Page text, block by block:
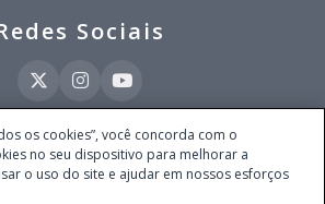
Sociais
Brasil LTDA (CNPJ 52.868.380/0001-84), com
Faria Lima, nº 4.055, 3º andar, Itaim Bibi, no
de São Paulo, CEP 04538-133, Brasil - empresa
os cookies”, você concorda com o
no seu dispositivo para melhorar a
o uso do site e ajudar em nossos esforços